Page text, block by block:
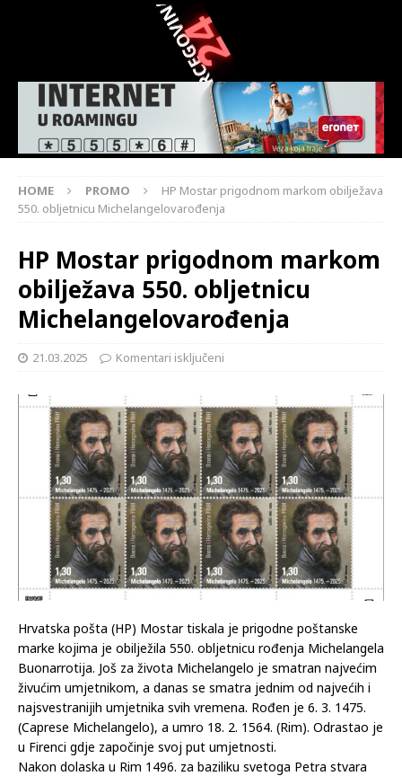
HOME PROMO
HP Mostar prigodnom markom obilježava
550. obljetnicu Michelangelovarođenja
HP Mostar prigodnom markom
obilježava 550. obljetnicu
Michelangelovarođenja
21.03.2025 Komentari isključeni
Hrvatska pošta (HP) Mostar tiskala je prigodne poštanske
marke kojima je obilježila 550. obljetnicu rođenja Michelangela
Buonarrotija. Još za života Michelangelo je smatran najvećim
živućim umjetnikom, a danas se smatra jednim od najvećih i
najsvestranijih umjetnika svih vremena. Rođen je 6. 3. 1475.
(Caprese Michelangelo), a umro 18. 2. 1564. (Rim). Odrastao je
u Firenci gdje započinje svoj put umjetnosti.
Nakon dolaska u Rim 1496. za baziliku svetoga Petra stvara